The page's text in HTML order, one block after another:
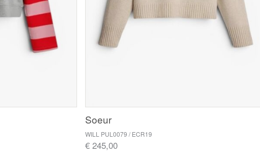
Soeur
WILL PUL0079 / ECR19
€ 245,00